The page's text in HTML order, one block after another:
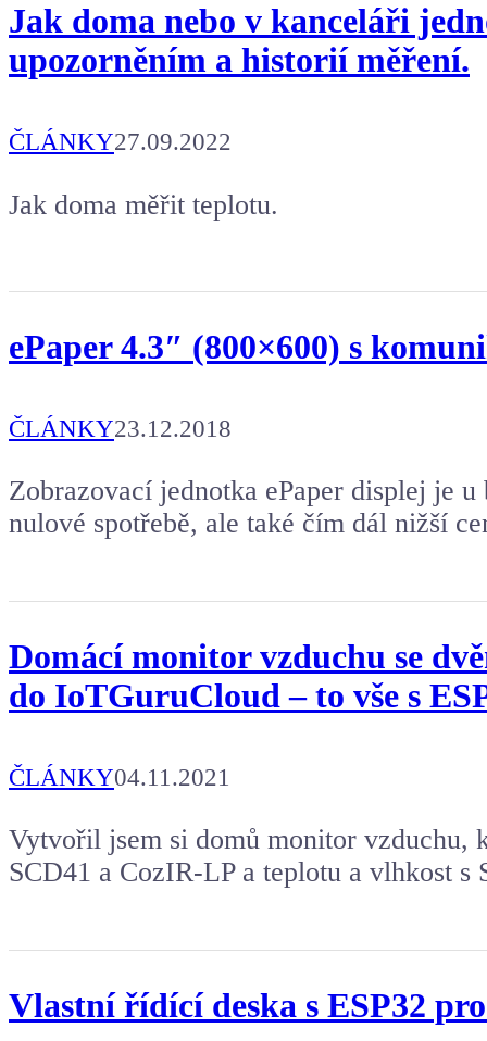
Jak doma nebo v kanceláři
upozorněním a historií měření.
ČLÁNKY27.09.2022
Jak doma měřit teplotu.
ePaper 4.3″ (800×600) s
ČLÁNKY23.12.2018
Zobrazovací jednotka ePaper displej je
nulové spotřebě, ale také čím dál nižší
Domácí monitor vzduchu se
do IoTGuruCloud – to vše s
ČLÁNKY04.11.2021
Vytvořil jsem si domů monitor vzduchu,
SCD41 a CozIR-LP a teplotu a vlhkost s
Vlastní řídící deska s ESP32